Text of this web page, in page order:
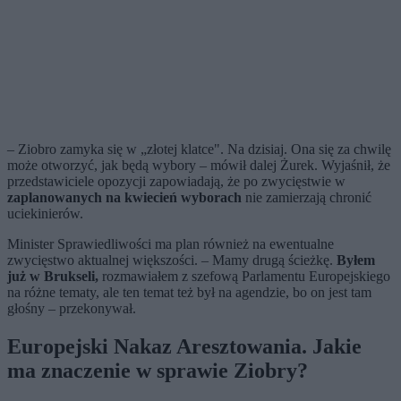
– Ziobro zamyka się w „złotej klatce". Na dzisiaj. Ona się za chwilę
może otworzyć, jak będą wybory – mówił dalej Żurek. Wyjaśnił, że
przedstawiciele opozycji zapowiadają, że po zwycięstwie w
zaplanowanych na kwiecień wyborach nie zamierzają chronić
uciekinierów.
Minister Sprawiedliwości ma plan również na ewentualne
zwycięstwo aktualnej większości. – Mamy drugą ścieżkę. Byłem
już w Brukseli, rozmawiałem z szefową Parlamentu Europejskiego
na różne tematy, ale ten temat też był na agendzie, bo on jest tam
głośny – przekonywał.
Europejski Nakaz Aresztowania. Jakie
ma znaczenie w sprawie Ziobry?